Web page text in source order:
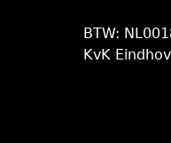
BTW:
KvK